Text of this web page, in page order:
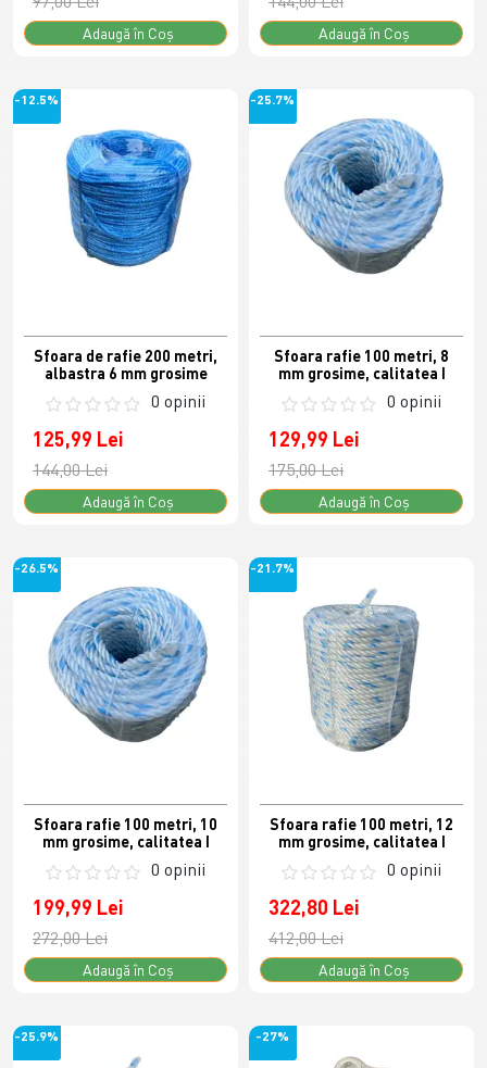
Adaugă în Coş Adaugă în Coş
-12.5%
Sfoara de rafie 200 metri,
albastra 6 mm grosime
0 opinii
125,99 Lei
144,00 Lei
Adaugă în Coş
-25.7%
Sfoara rafie 100 metri, 8
mm grosime, calitatea I
0 opinii
129,99 Lei
175,00 Lei
Adaugă în Coş
-26.5%
Sfoara rafie 100 metri, 10
mm grosime, calitatea I
0 opinii
199,99 Lei
272,00 Lei
Adaugă în Coş
-21.7%
Sfoara rafie 100 metri, 12
mm grosime, calitatea I
0 opinii
322,80 Lei
412,00 Lei
Adaugă în Coş
-25.9% -27%